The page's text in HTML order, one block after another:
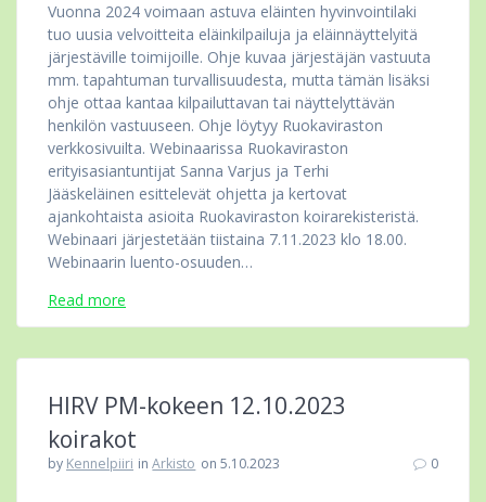
Vuonna 2024 voimaan astuva eläinten hyvinvointilaki
tuo uusia velvoitteita eläinkilpailuja ja eläinnäyttelyitä
järjestäville toimijoille. Ohje kuvaa järjestäjän vastuuta
mm. tapahtuman turvallisuudesta, mutta tämän lisäksi
ohje ottaa kantaa kilpailuttavan tai näyttelyttävän
henkilön vastuuseen. Ohje löytyy Ruokaviraston
verkkosivuilta. Webinaarissa Ruokaviraston
erityisasiantuntijat Sanna Varjus ja Terhi
Jääskeläinen esittelevät ohjetta ja kertovat
ajankohtaista asioita Ruokaviraston koirarekisteristä.
Webinaari järjestetään tiistaina 7.11.2023 klo 18.00.
Webinaarin luento-osuuden…
Read more
HIRV PM-kokeen 12.10.2023
koirakot
by Kennelpiiri inArkisto on 5.10.2023 0